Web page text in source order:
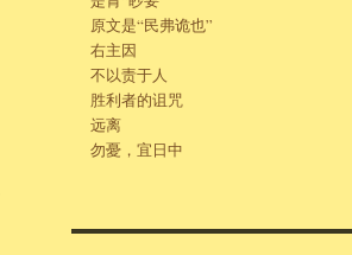
原文是“民弗诡也”
右主因
不以责于人
胜利者的诅咒
远离
勿憂，宜日中